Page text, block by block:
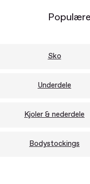
Sko
Underdele
Kjoler & nederdele
Bodystockings